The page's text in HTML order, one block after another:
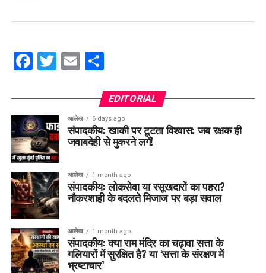
Facebook
Twitter
EmailShare
EDITORIAL
आलेख 6 days ago
संपादकीय: खाकी पर टूटता विश्वास: जब रक्षक ही
जवाबदेही से मुकरने लगें!
आलेख 1 month ago
संपादकीय: लोकसेवा या रसूखदारों का पहरा?
नौकरशाही के बदलते मिजाज पर बड़ा सवाल
आलेख 1 month ago
संपादकीय: क्या राम मंदिर का चढ़ावा सत्ता के
गलियारों में सुरक्षित है? या ‘सत्ता के संरक्षण में
भ्रष्टाचार’